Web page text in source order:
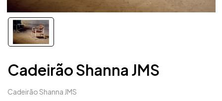
Cadeirão Shanna JMS
Cadeirão Shanna JMS